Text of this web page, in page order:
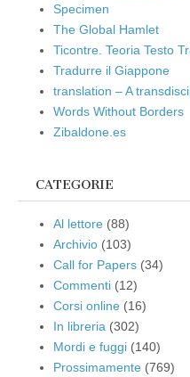
Specimen
The Global Hamlet
Ticontre. Teoria Testo
Tradurre il Giappone
translation – A
Words Without Borders
Zibaldone.es
CATEGORIE
Al lettore (88)
Archivio (103)
Call for Papers (34)
Commenti (12)
Corsi online (16)
In libreria (302)
Mordi e fuggi (140)
Prossimamente (769)